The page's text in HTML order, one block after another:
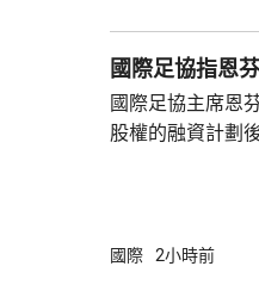
性及威脅性行動。 霍峽新航道大部分會途
朗領海 伊朗
國際足協指恩
國際足協主席恩
股權的融資計劃
對恩芬天奴的「
國際 2小時前